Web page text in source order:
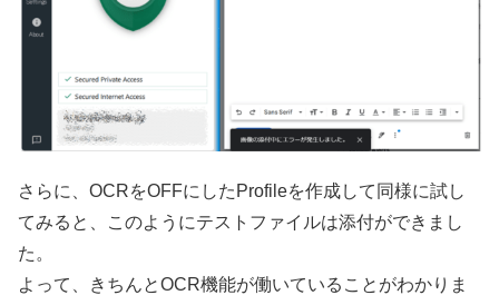
さらに、OCRをOFFにしたProfileを作成して同様に試し
てみると、このようにテストファイルは添付ができまし
た。
よって、きちんとOCR機能が働いていることがわかりま